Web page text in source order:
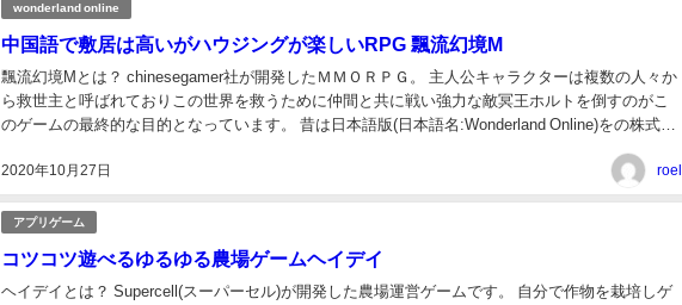
wonderland online
中国語で敷居は高いがハウジングが楽しいRPG 飄流幻境M
2020年10月27日
飄流幻境Mとは？ chinesegamer社が開発したＭＭＯＲＰＧ。 主人公キャラクターは複数の人々か
ら救世主と呼ばれておりこの世界を救うために仲間と共に戦い強力な敵冥王ホルトを倒すのがこ
のゲームの最終的な目的となっています。 昔は日本語版(日本語名:Wonderland Online)をの株式会
roel
アプリゲーム
コツコツ遊べるゆるゆる農場ゲームヘイデイ
ヘイデイとは？ Supercell(スーパーセル)が開発した農場運営ゲームです。 自分で作物を栽培しゲ